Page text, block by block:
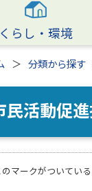
くらし・環境
分類から探す
民活動促
のマークがついてい